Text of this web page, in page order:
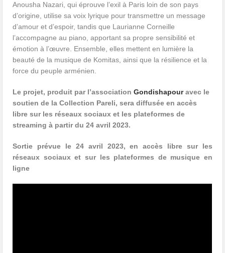
Anousha Nazari, qui éprouve l’exil à Paris loin de son pays
d’origine, utilise sa voix lyrique pour transmettre un message
d’amour et d’espoir, tandis que Laurianne Corneille
l’accompagne au piano, apportant sa propre sensibilité et
émotion à l’œuvre. Ensemble, elles mettent en lumière la
beauté de la musique de Komitas, ainsi que la résilience et la
force du peuple arménien.
Le projet, produit par l’associationGondishapouravec le
soutien de la Collection Pareli, sera diffusée en accès
libre sur les réseaux sociaux et les plateformes de
streaming à partir du 24 avril 2023.
Sortie prévue le 24 avril 2023, en accès libre sur les
réseaux sociaux et sur les plateformes de musique en
ligne